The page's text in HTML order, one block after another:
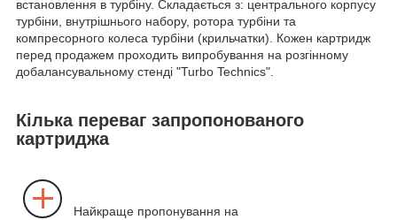
встановлення в турбіну. Складається з: центрального корпусу
турбіни, внутрішнього набору, ротора турбіни та
компресорного колеса турбіни (крильчатки). Кожен картридж
перед продажем проходить випробування на розгінному
добалансувальному стенді "Turbo Technics".
Кілька переваг запропонованого
картриджа
Найкраще пропонування на